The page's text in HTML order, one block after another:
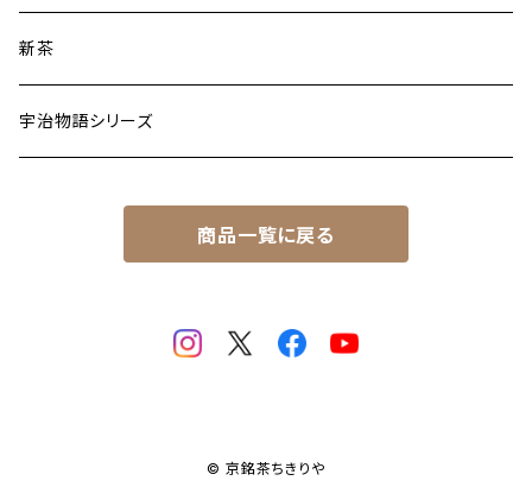
新茶
宇治物語シリーズ
商品一覧に戻る
© 京銘茶ちきりや